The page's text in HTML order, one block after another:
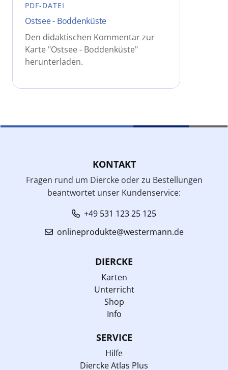
PDF-DATEI
Ostsee - Boddenküste
Den didaktischen Kommentar zur
Karte "Ostsee - Boddenküste"
herunterladen.
KONTAKT
Fragen rund um Diercke oder zu Bestellungen
beantwortet unser Kundenservice:
+49 531 123 25 125
onlineprodukte@westermann.de
DIERCKE
Karten
Unterricht
Shop
Info
SERVICE
Hilfe
Diercke Atlas Plus